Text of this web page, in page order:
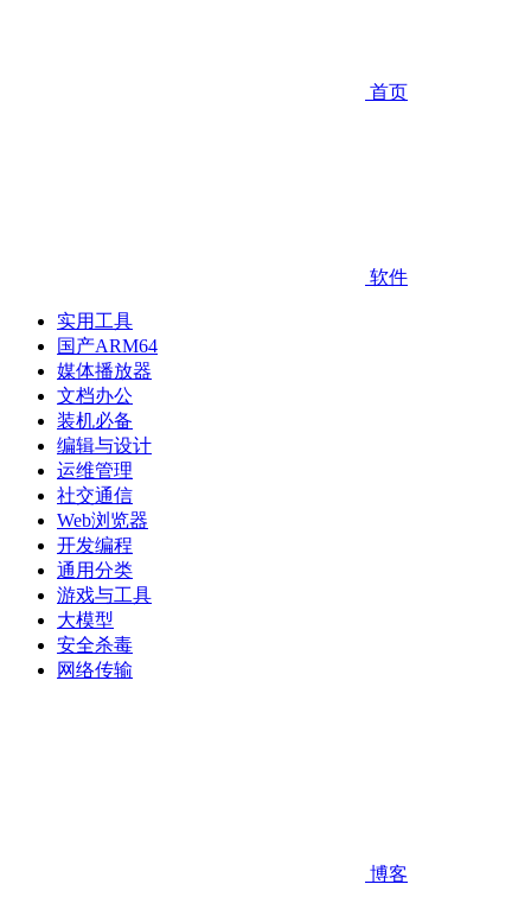
首页
软件
实用工具
国产ARM64
媒体播放器
文档办公
装机必备
编辑与设计
运维管理
社交通信
Web浏览器
开发编程
通用分类
游戏与工具
大模型
安全杀毒
网络传输
博客